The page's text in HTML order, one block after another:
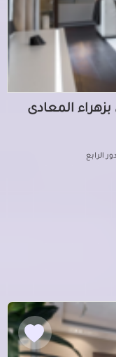
بزهراء المعادى
الرابع